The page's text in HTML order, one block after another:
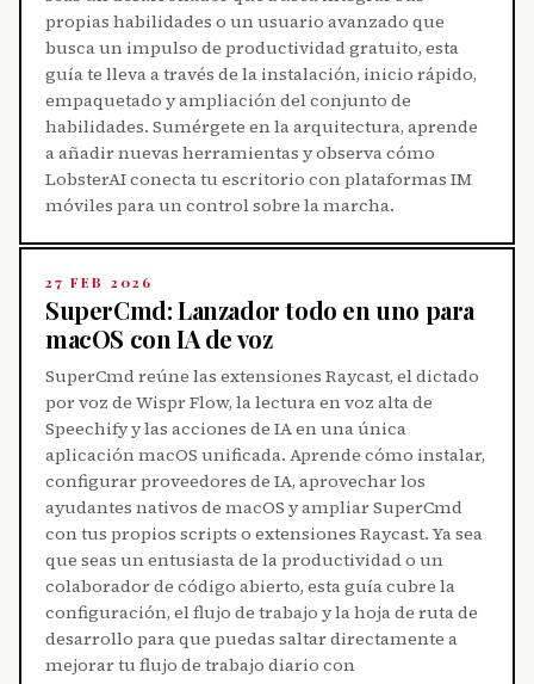
propias habilidades o un usuario avanzado que
busca un impulso de productividad gratuito, esta
guía te lleva a través de la instalación, inicio rápido,
empaquetado y ampliación del conjunto de
habilidades. Sumérgete en la arquitectura, aprende
a añadir nuevas herramientas y observa cómo
LobsterAI conecta tu escritorio con plataformas IM
móviles para un control sobre la marcha.
27 FEB 2026
SuperCmd: Lanzador todo en uno para
macOS con IA de voz
SuperCmd reúne las extensiones Raycast, el dictado
por voz de Wispr Flow, la lectura en voz alta de
Speechify y las acciones de IA en una única
aplicación macOS unificada. Aprende cómo instalar,
configurar proveedores de IA, aprovechar los
ayudantes nativos de macOS y ampliar SuperCmd
con tus propios scripts o extensiones Raycast. Ya sea
que seas un entusiasta de la productividad o un
colaborador de código abierto, esta guía cubre la
configuración, el flujo de trabajo y la hoja de ruta de
desarrollo para que puedas saltar directamente a
mejorar tu flujo de trabajo diario con